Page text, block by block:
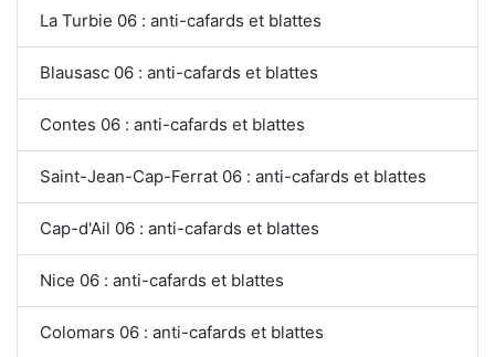
La Turbie 06 : anti-cafards et blattes
Blausasc 06 : anti-cafards et blattes
Contes 06 : anti-cafards et blattes
Saint-Jean-Cap-Ferrat 06 : anti-cafards et blattes
Cap-d'Ail 06 : anti-cafards et blattes
Nice 06 : anti-cafards et blattes
Colomars 06 : anti-cafards et blattes